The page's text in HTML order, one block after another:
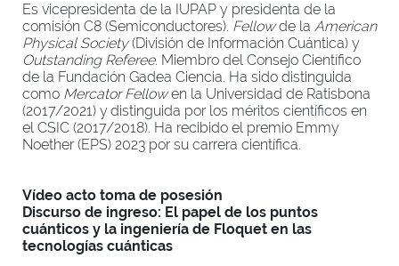
Es vicepresidenta de la IUPAP y presidenta de la
comisión C8 (Semiconductores). Fellowde la American
Physical Society(División de Información Cuántica) y
Outstanding Referee. Miembro del Consejo Científico
de la Fundación Gadea Ciencia. Ha sido distinguida
como Mercator Fellowen la Universidad de Ratisbona
(2017/2021) y distinguida por los méritos científicos en
el CSIC (2017/2018). Ha recibido el premio Emmy
Noether (EPS) 2023 por su carrera científica.
Vídeo acto toma de posesión
Discurso de ingreso: El papel de los puntos
cuánticos y la ingeniería de Floquet en las
tecnologías cuánticas